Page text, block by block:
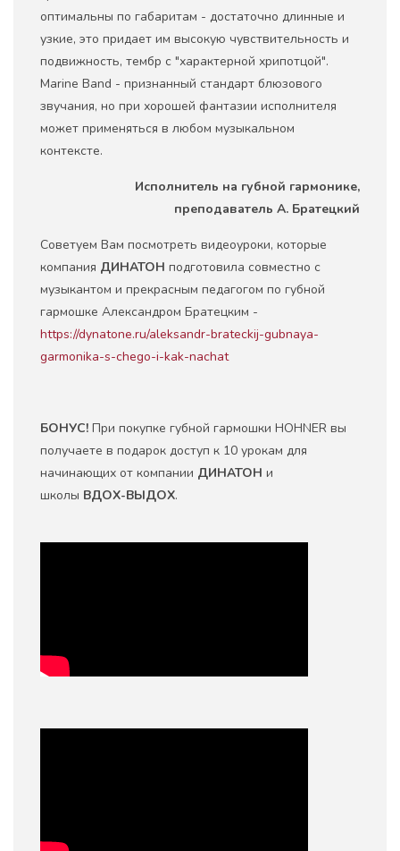
оптимальны по габаритам - достаточно длинные и
узкие, это придает им высокую чувствительность и
подвижность, тембр с "характерной хрипотцой".
Marine Band - признанный стандарт блюзового
звучания, но при хорошей фантазии исполнителя
может применяться в любом музыкальном
контексте.
Исполнитель на губной гармонике,
преподаватель А. Братецкий
Советуем Вам посмотреть видеоуроки, которые
компания ДИНАТОН подготовила совместно с
музыкантом и прекрасным педагогом по губной
гармошке Александром Братецким -
https://dynatone.ru/aleksandr-brateckij-gubnaya-
garmonika-s-chego-i-kak-nachat
БОНУС! При покупке губной гармошки HOHNER вы
получаете в подарок доступ к 10 урокам для
начинающих от компании ДИНАТОН и
школы ВДОХ-ВЫДОХ.